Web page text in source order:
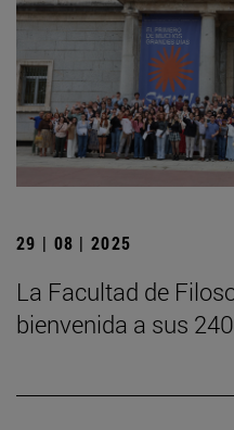
29 | 08 | 2025
La Facultad de
bienvenida a sus